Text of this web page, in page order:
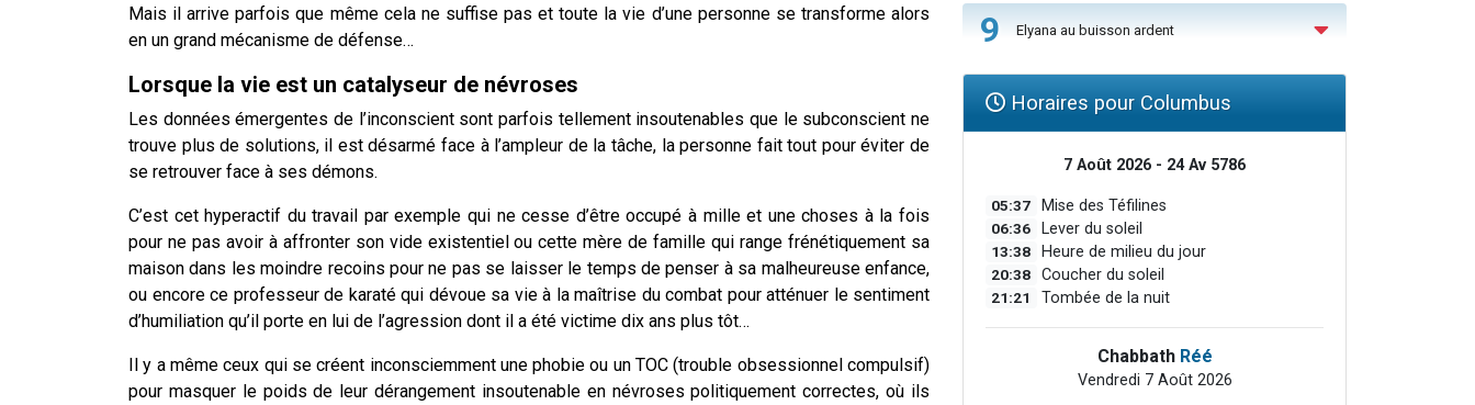
Mais il arrive parfois que même cela ne suffise pas et toute la vie d’une personne se transforme alors
en un grand mécanisme de défense…
Lorsque la vie est un catalyseur de névroses
Les données émergentes de l’inconscient sont parfois tellement insoutenables que le subconscient ne
trouve plus de solutions, il est désarmé face à l’ampleur de la tâche, la personne fait tout pour éviter de
se retrouver face à ses démons.
C’est cet hyperactif du travail par exemple qui ne cesse d’être occupé à mille et une choses à la fois
pour ne pas avoir à affronter son vide existentiel ou cette mère de famille qui range frénétiquement sa
maison dans les moindre recoins pour ne pas se laisser le temps de penser à sa malheureuse enfance,
ou encore ce professeur de karaté qui dévoue sa vie à la maîtrise du combat pour atténuer le sentiment
d’humiliation qu’il porte en lui de l’agression dont il a été victime dix ans plus tôt…
Il y a même ceux qui se créent inconsciemment une phobie ou un TOC (trouble obsessionnel compulsif)
pour masquer le poids de leur dérangement insoutenable en névroses politiquement correctes, où ils
9 Elyana au buisson ardent
Horaires pour Columbus
7 Août 2026 - 24 Av 5786
05:37 Mise des Téfilines
06:36 Lever du soleil
13:38 Heure de milieu du jour
20:38 Coucher du soleil
21:21 Tombée de la nuit
Chabbath Réé
Vendredi 7 Août 2026